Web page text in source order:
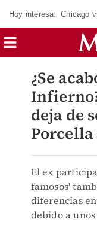
Hoy interesa: Chicago
¿Se
deja de
El ex
famosos'
diferencias
debido a